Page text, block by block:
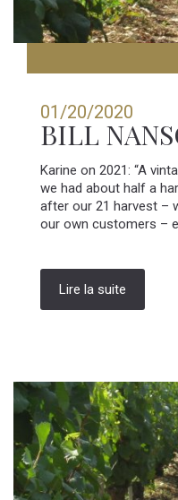
01/20/2020
BILL
Karine on 2021: “A
we had about half a
after our 21 harvest –
our own customers –
Lire la suite